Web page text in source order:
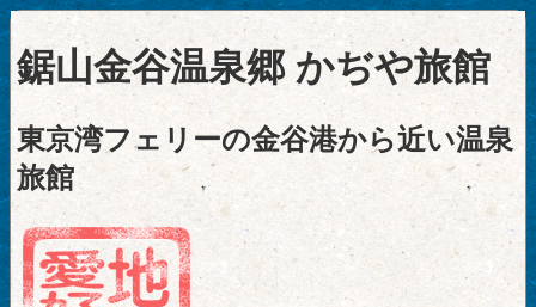
鋸山金谷温泉郷 かぢや旅館
東京湾フェリーの金谷港から近い温泉
旅館